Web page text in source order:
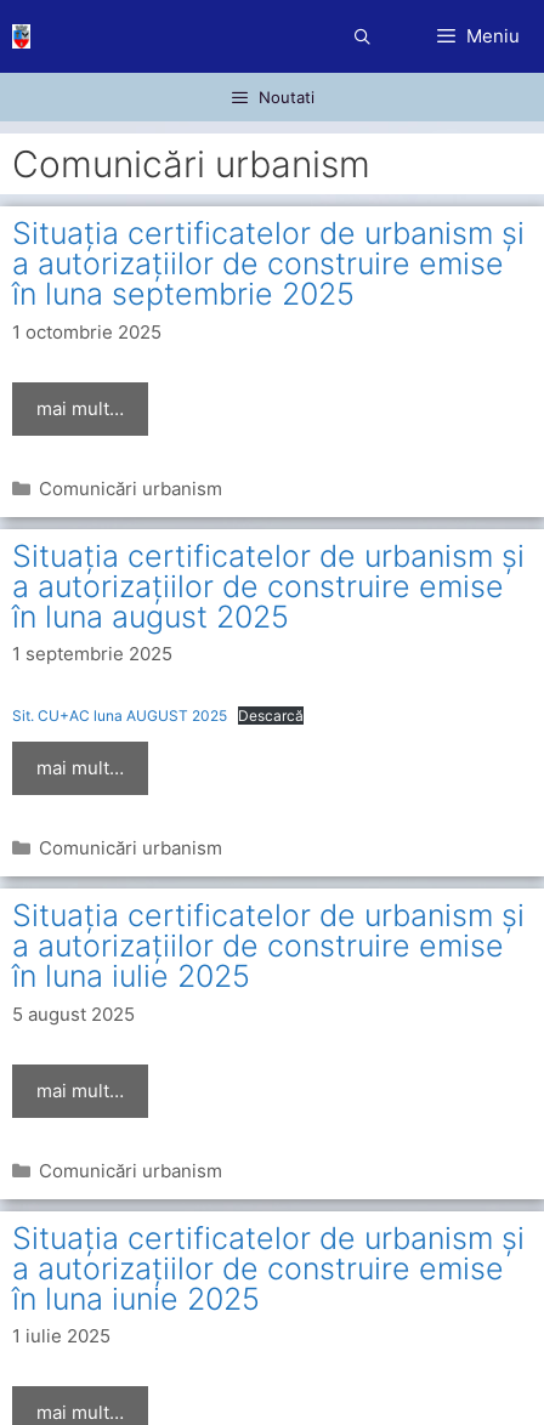
conținut
Meniu
Noutati
Comunicări urbanism
Situația certificatelor de urbanism și
a autorizațiilor de construire emise
în luna septembrie 2025
1 octombrie 2025
mai mult…
Categorii
Comunicări urbanism
Situația certificatelor de urbanism și
a autorizațiilor de construire emise
în luna august 2025
1 septembrie 2025
Sit. CU+AC luna AUGUST 2025 Descarcă
mai mult…
Categorii
Comunicări urbanism
Situația certificatelor de urbanism și
a autorizațiilor de construire emise
în luna iulie 2025
5 august 2025
mai mult…
Categorii
Comunicări urbanism
Situația certificatelor de urbanism și
a autorizațiilor de construire emise
în luna iunie 2025
1 iulie 2025
mai mult…